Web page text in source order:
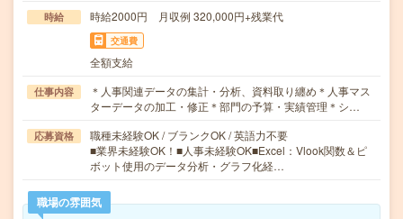
時給 時給2000円 月収例 320,000円+残業代
交通費
全額支給
仕事内容
＊人事関連データの集計・分析、資料取り纏め＊人事マス
ターデータの加工・修正＊部門の予算・実績管理＊シ…
応募資格
職種未経験OK / ブランクOK / 英語力不要
■業界未経験OK！■人事未経験OK■Excel：Vlook関数＆ピ
ボット使用のデータ分析・グラフ化経…
職場の雰囲気